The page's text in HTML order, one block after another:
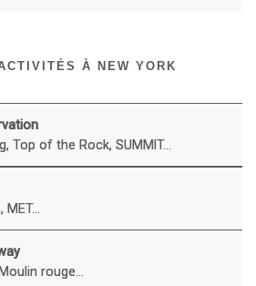
À NEW YORK
Top of the Rock, SUMMIT...
rouge...